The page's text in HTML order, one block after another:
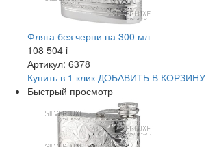
Фляга без черни на 300 мл
108 504 i
Артикул: 6378
Купить в 1 клик ДОБАВИТЬ В КОРЗИНУ
Быстрый просмотр